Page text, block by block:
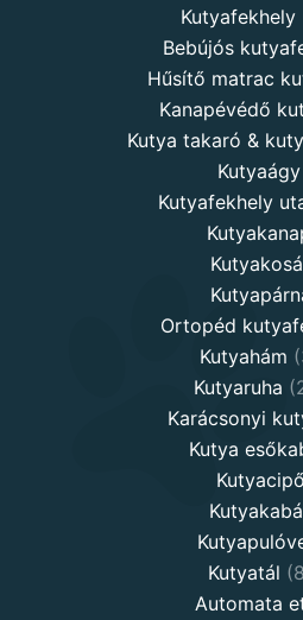
Kutyafekhely
Bebújós
Hűsítő matrac
Kanapévédő
Kutya takaró &
Kutyaágy
Kutyafekhely
Ortopéd
Kutyahám
Kutyaruha
Karácsonyi
Kutya
Kutyacipő
Kutyatál
Automata